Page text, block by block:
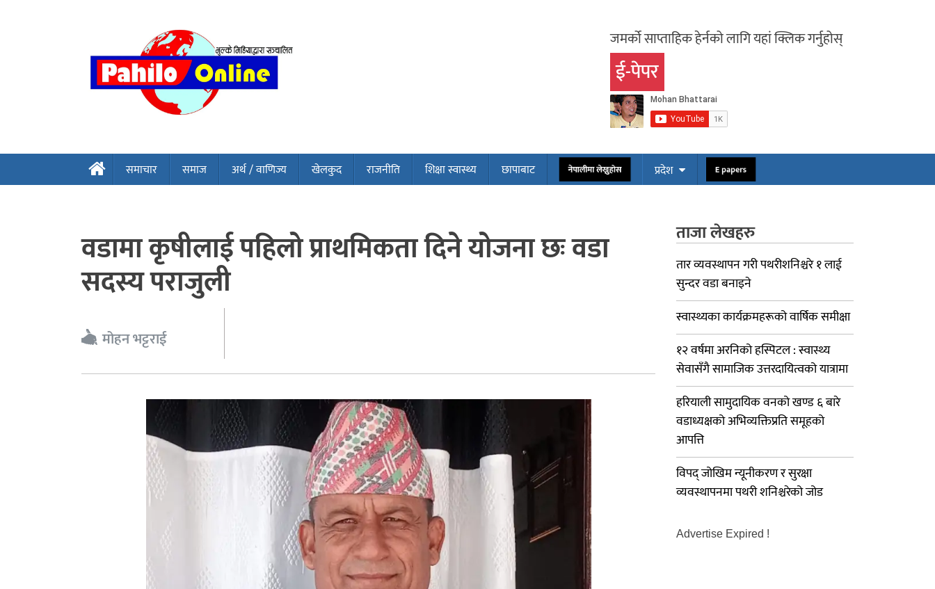
जमर्को साप्ताहिक हेर्नको लागि यहां क्लिक गर्नुहोस्
ई-पेपर
समाचार समाज अर्थ / वाणिज्य खेलकुद राजनीति शिक्षा स्वास्थ्य छापाबाट नेपालीमा लेख्नुहोस प्रदेश E papers
वडामा कृषीलाई पहिलो प्राथमिकता दिने योजना छः वडा
सदस्य पराजुली
मोहन भट्टराई
ताजा लेखहरु
तार व्यवस्थापन गरी पथरीशनिश्चरे १ लाई
सुन्दर वडा बनाइने
स्वास्थ्यका कार्यक्रमहरूको वार्षिक समीक्षा
१२ वर्षमा अरनिको हस्पिटल : स्वास्थ्य
सेवासँगै सामाजिक उत्तरदायित्वको यात्रामा
हरियाली सामुदायिक वनको खण्ड ६ बारे
वडाध्यक्षको अभिव्यक्तिप्रति समूहको
आपत्ति
विपद् जोखिम न्यूनीकरण र सुरक्षा
व्यवस्थापनमा पथरी शनिश्चरेको जोड
Advertise Expired !